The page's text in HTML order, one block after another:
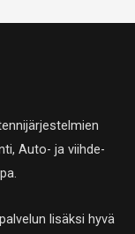
Auto- ja viihde-
lisäksi hyvä